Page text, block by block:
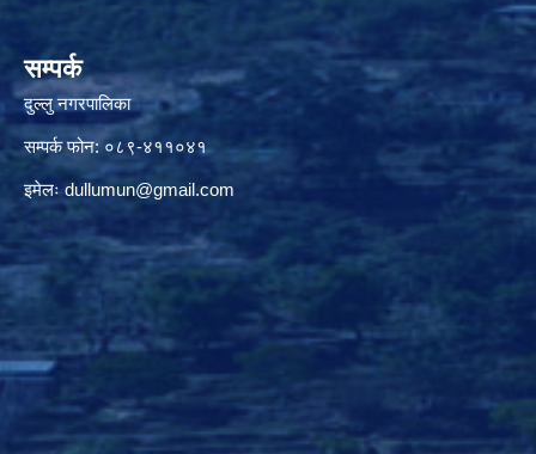
सम्पर्क
दुल्लु नगरपालिका
सम्पर्क फोन: ०८९-४११०४१
इमेलःdullumun@gmail.com